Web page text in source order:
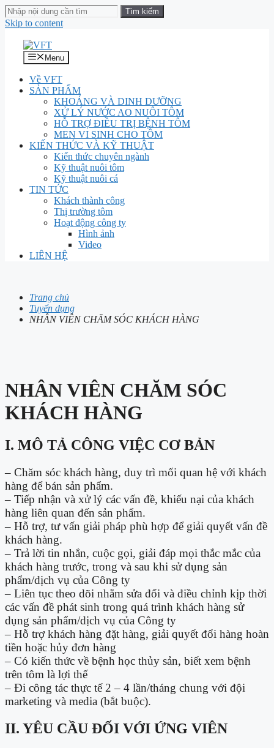
Skip to content
Menu
Về VFT
SẢN PHẨM
KHOÁNG VÀ DINH DƯỠNG
XỬ LÝ NƯỚC AO NUÔI TÔM
HỖ TRỢ ĐIỀU TRỊ BỆNH TÔM
MEN VI SINH CHO TÔM
KIẾN THỨC VÀ KỸ THUẬT
Kiến thức chuyên ngành
Kỹ thuật nuôi tôm
Kỹ thuật nuôi cá
TIN TỨC
Khách thành công
Thị trường tôm
Hoạt động công ty
Hình ảnh
Video
LIÊN HỆ
Trang chủ
Tuyển dụng
NHÂN VIÊN CHĂM SÓC KHÁCH HÀNG
NHÂN VIÊN CHĂM SÓC
KHÁCH HÀNG
I. MÔ TẢ CÔNG VIỆC CƠ BẢN
– Chăm sóc khách hàng, duy trì mối quan hệ với khách
hàng để bán sản phẩm.
– Tiếp nhận và xử lý các vấn đề, khiếu nại của khách
hàng liên quan đến sản phẩm.
– Hỗ trợ, tư vấn giải pháp phù hợp để giải quyết vấn đề
khách hàng.
– Trả lời tin nhắn, cuộc gọi, giải đáp mọi thắc mắc của
khách hàng trước, trong và sau khi sử dụng sản
phẩm/dịch vụ của Công ty
– Liên tục theo dõi nhằm sửa đổi và điều chỉnh kịp thời
các vấn đề phát sinh trong quá trình khách hàng sử
dụng sản phẩm/dịch vụ của Công ty
– Hỗ trợ khách hàng đặt hàng, giải quyết đổi hàng hoàn
tiền hoặc hủy đơn hàng
– Có kiến thức về bệnh học thủy sản, biết xem bệnh
trên tôm là lợi thế
– Đi công tác thực tế 2 – 4 lần/tháng chung với đội
marketing và media (bắt buộc).
II. YÊU CẦU ĐỐI VỚI ỨNG VIÊN